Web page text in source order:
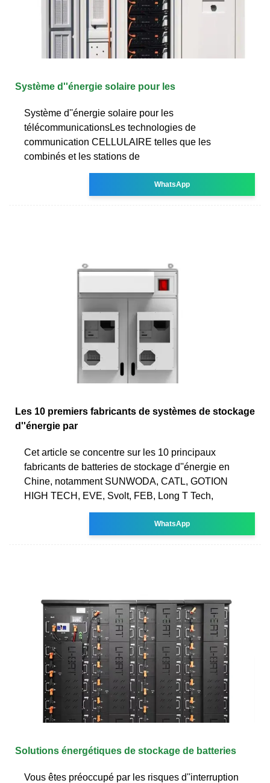
Système d''énergie solaire pour les
Système d''énergie solaire pour les
télécommunicationsLes technologies de
communication CELLULAIRE telles que les
combinés et les stations de
WhatsApp
Les 10 premiers fabricants de systèmes de stockage
d''énergie par
Cet article se concentre sur les 10 principaux
fabricants de batteries de stockage d''énergie en
Chine, notamment SUNWODA, CATL, GOTION
HIGH TECH, EVE, Svolt, FEB, Long T Tech,
WhatsApp
Solutions énergétiques de stockage de batteries
Vous êtes préoccupé par les risques d''interruption